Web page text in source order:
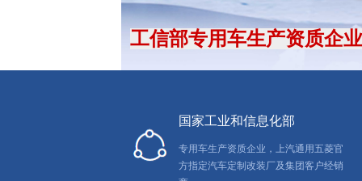
国家工业和信息化部
专用车生产资质企业，上汽通用五菱官
方指定汽车定制改装厂及集团客户经销
工信部专用车生产资质企